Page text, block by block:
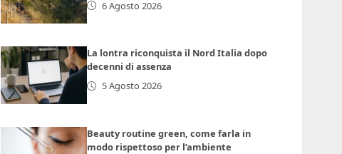
6 Agosto 2026
La lontra riconquista il Nord Italia dopo
decenni di assenza
5 Agosto 2026
Beauty routine green, come farla in
modo rispettoso per l’ambiente